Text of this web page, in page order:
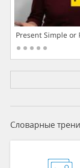
Present Simple or
Словарные